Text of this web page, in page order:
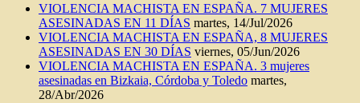
VIOLENCIA MACHISTA EN ESPAÑA. 7 MUJERES
ASESINADAS EN 11 DÍAS martes, 14/Jul/2026
VIOLENCIA MACHISTA EN ESPAÑA, 8 MUJERES
ASESINADAS EN 30 DÍAS viernes, 05/Jun/2026
VIOLENCIA MACHISTA EN ESPAÑA. 3 mujeres
asesinadas en Bizkaia, Córdoba y Toledo martes,
28/Abr/2026